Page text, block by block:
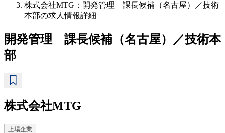
株式会社MTG：開発管理 課長候補（名古屋）／技術
本部の求人情報詳細
開発管理 課長候補（名古屋）／技術本
部
株式会社MTG
上場企業